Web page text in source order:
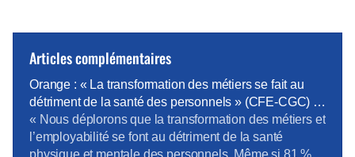
Articles complémentaires
Orange : « La transformation des métiers se fait au
détriment de la santé des personnels » (CFE-CGC) –
News tank RH Management
« Nous déplorons que la transformation des métiers et
l’employabilité se font au détriment de la santé
physique et mentale des personnels. Même si 81 %